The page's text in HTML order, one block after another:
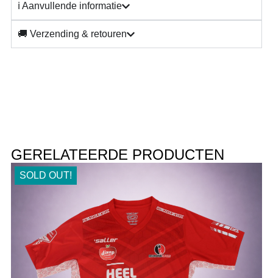
ℹ️ Aanvullende informatie
🚚 Verzending & retouren
GERELATEERDE PRODUCTEN
SOLD OUT!